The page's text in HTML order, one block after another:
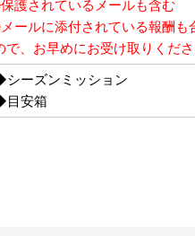
護されているメールも含む
ールに添付されている報酬も
で、お早めにお受け取りくださ
ーズンミッション
安箱